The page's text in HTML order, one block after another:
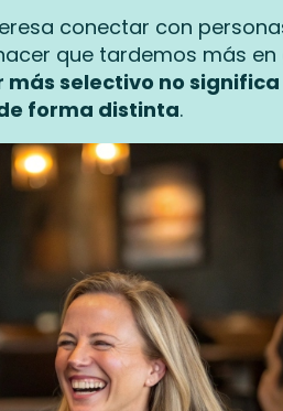
conectar con
que tardemos más
selectivo no
forma distinta.